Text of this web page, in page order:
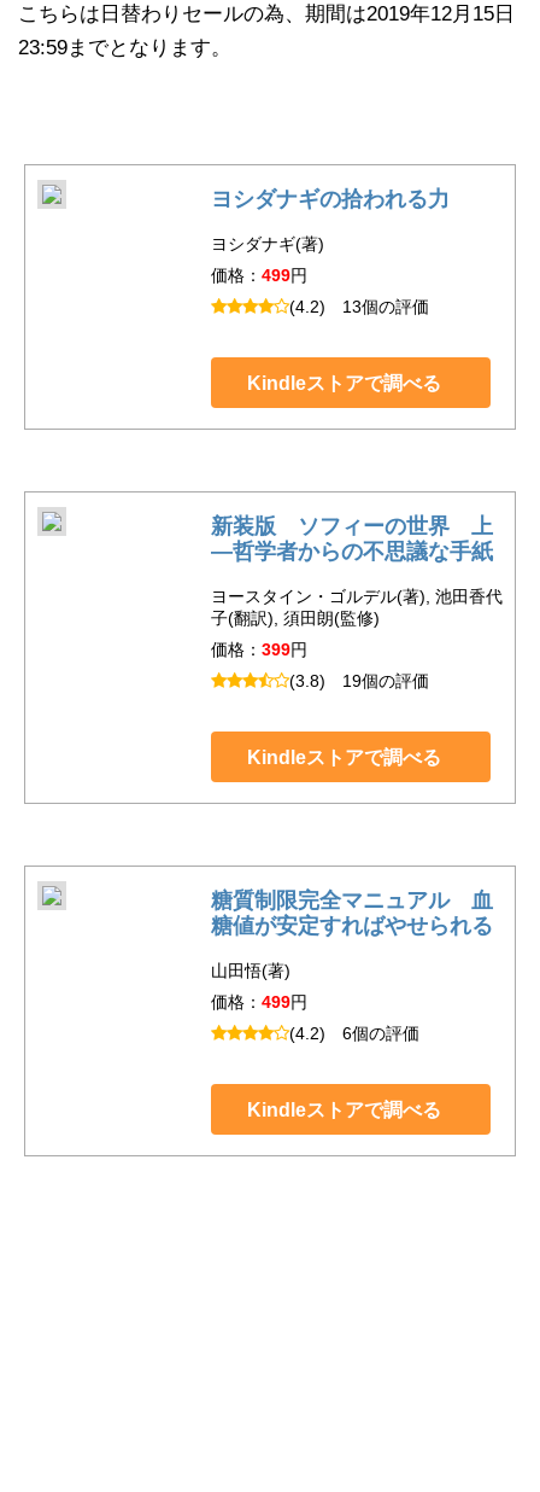
こちらは日替わりセールの為、期間は2019年12月15日
23:59までとなります。
ヨシダナギの拾われる力
ヨシダナギ(著)
価格： 499円
(4.2) 13個の評価
Kindleストアで調べる
新装版 ソフィーの世界 上
―哲学者からの不思議な手紙
ヨースタイン・ゴルデル(著), 池田香代
子(翻訳), 須田朗(監修)
価格： 399円
(3.8) 19個の評価
Kindleストアで調べる
糖質制限完全マニュアル 血
糖値が安定すればやせられる
山田悟(著)
価格： 499円
(4.2) 6個の評価
Kindleストアで調べる